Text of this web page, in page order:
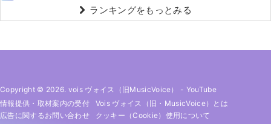
ランキングをもっとみる
Copyright © 2026. vois ヴォイス（旧MusicVoice） - YouTube
情報提供・取材案内の受付
Vois ヴォイス（旧・MusicVoice）とは
広告に関するお問い合わせ
クッキー（cookie）使用について